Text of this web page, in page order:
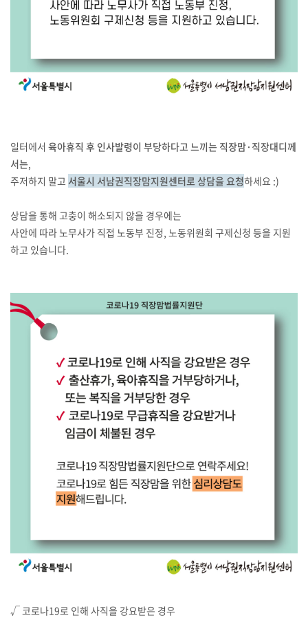
일터에서 육아휴직 후 인사발령이 부당하다고 느끼는 직장맘·직장대디께
서는,
주저하지 말고 서울시 서남권직장맘지원센터로 상담을 요청하세요 :)
상담을 통해 고충이 해소되지 않을 경우에는
사안에 따라 노무사가 직접 노동부 진정, 노동위원회 구제신청 등을 지원
하고 있습니다.
√ 코로나19로 인해 사직을 강요받은 경우